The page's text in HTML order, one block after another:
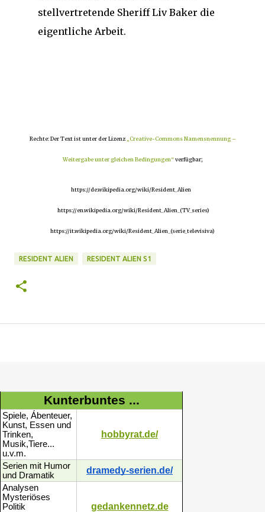
stellvertretende Sheriff Liv Baker die
eigentliche Arbeit.
Rechte: Der Text ist unter der Lizenz „Creative-Commons Namensnennung –
Weitergabe unter gleichen Bedingungen“verfügbar;
https://de.wikipedia.org/wiki/Resident_Alien
https://en.wikipedia.org/wiki/Resident_Alien_(TV_series)
https://it.wikipedia.org/wiki/Resident_Alien_(serie_televisiva)
RESIDENT ALIEN RESIDENT ALIEN S1
Kunterbuntes ...
Spiele, Ábenteuer,
Kunst, Essen und
Trinken,
Musik,Tiere...
u.v.m.
hobbyrat.de/
Serien mit Humor
und Dramatik
dramedy-serien.de/
Analysen
Mysteriöses
Politik
gedankennetz.de